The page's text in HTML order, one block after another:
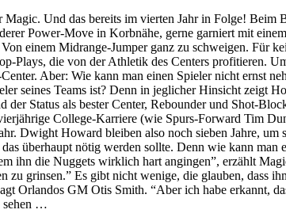
Und das bereits im vierten Jahr in Folge!
Power-Move in Korbnähe, gerne garniert mit
einem Midrange-Jumper ganz zu schweigen. Für
Plays, die von der Athletik des Centers profitieren.
Aber: Wie kann man einen Spieler nicht ernst
seines Teams ist? Denn in jeglicher Hinsicht zeigt
Status als bester Center, Rebounder und Shot-
College-Karriere (wie Spurs-Forward Tim
Dwight Howard bleiben also noch sieben Jahre,
überhaupt nötig werden sollte. Denn wie kann
ihn die Nuggets wirklich hart angingen”, erzählt
zu grinsen.” Es gibt nicht wenige, die glauben,
Orlandos GM Otis Smith. “Aber ich habe erkannt,
sehen …